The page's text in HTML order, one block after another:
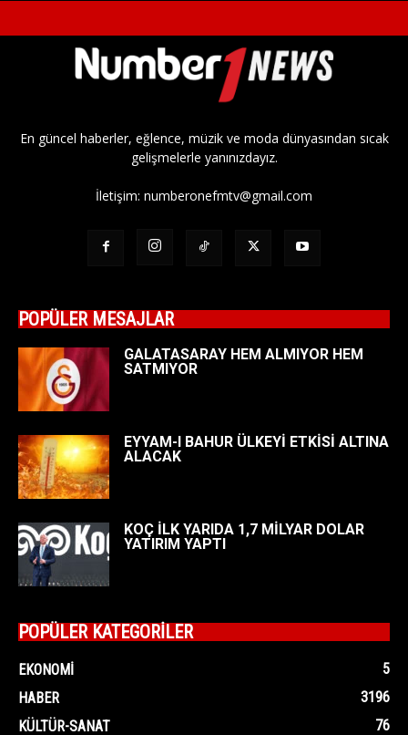
En güncel haberler, eğlence, müzik ve moda dünyasından sıcak
gelişmelerle yanınızdayız.
İletişim: numberonefmtv@gmail.com
POPÜLER MESAJLAR
GALATASARAY HEM ALMIYOR HEM
SATMIYOR
EYYAM-I BAHUR ÜLKEYİ ETKİSİ ALTINA
ALACAK
KOÇ İLK YARIDA 1,7 MİLYAR DOLAR
YATIRIM YAPTI
POPÜLER KATEGORİLER
EKONOMI
5
HABER
3196
KÜLTÜR-SANAT
76